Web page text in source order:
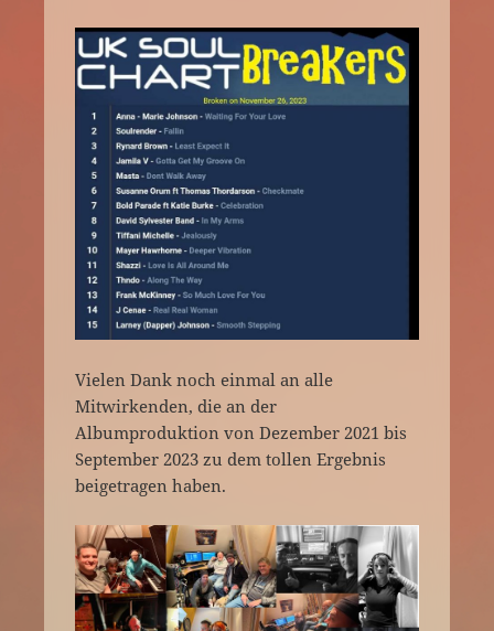
Vielen Dank noch einmal an alle
Mitwirkenden, die an der
Albumproduktion von Dezember 2021 bis
September 2023 zu dem tollen Ergebnis
beigetragen haben.